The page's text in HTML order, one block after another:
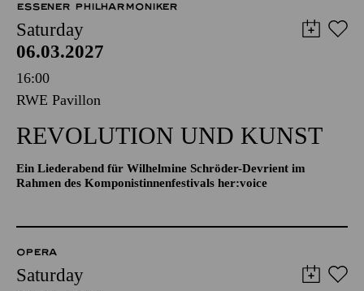
ESSENER PHILHARMONIKER
Saturday
06.03.2027
16:00
RWE Pavillon
REVOLUTION UND KUNST
Ein Liederabend für Wilhelmine Schröder-Devrient im
Rahmen des Komponistinnenfestivals her:voice
OPERA
Saturday